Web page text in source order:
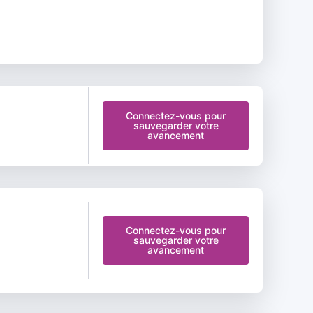
Connectez-vous pour
sauvegarder votre
avancement
Connectez-vous pour
sauvegarder votre
avancement